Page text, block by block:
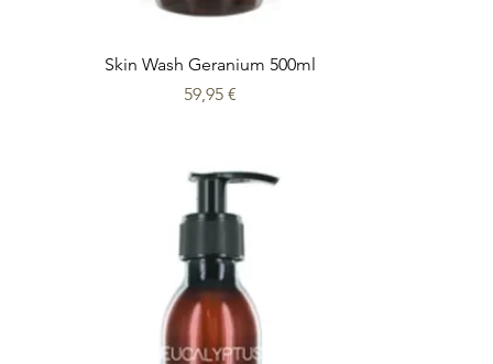
Skin Wash Geranium 500ml
Prix
59,95 €